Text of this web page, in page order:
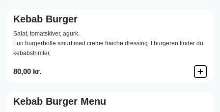
Kebab Burger
Salat, tomatskiver, agurk.
Lun burgerbolle smurt med creme fraiche dressing. I burgeren finder du
kebabstrimler,
80,00 kr.
Kebab Burger Menu